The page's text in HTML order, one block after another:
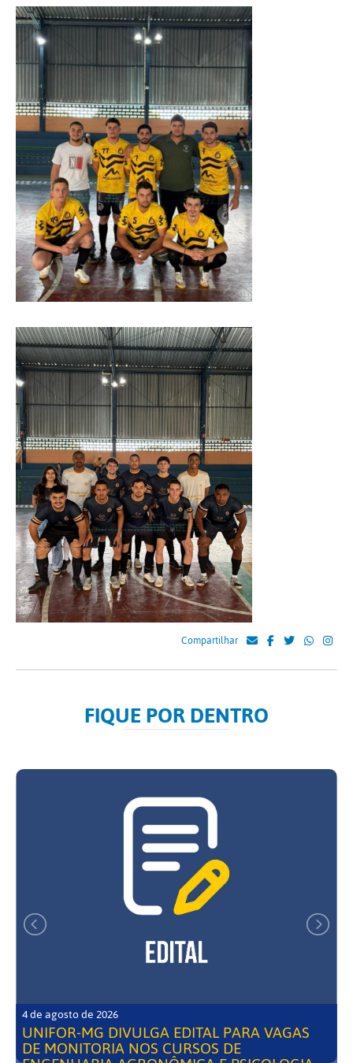
Compartilhar
FIQUE POR DENTRO
4 de agosto de 2026
UNIFOR-MG DIVULGA EDITAL PARA VAGAS
DE MONITORIA NOS CURSOS DE